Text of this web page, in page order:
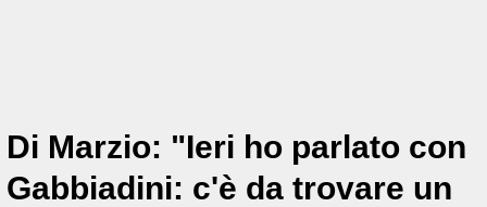
Di Marzio: "Ieri ho parlato con
Gabbiadini: c'è da trovare un